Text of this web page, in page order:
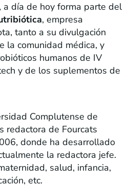
a día de hoy forma parte del
, empresa
tanto a su divulgación
la comunidad médica, y
humanos de IV
y de los suplementos de
Complutense de
redactora de Fourcats
donde ha desarrollado
la redactora jefe.
salud, infancia,
etc.